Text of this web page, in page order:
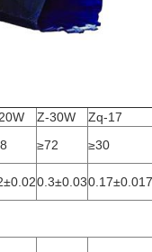
Ζ-30W
Zq-17
≥72
≥30
0.3±0.030.17±0.017